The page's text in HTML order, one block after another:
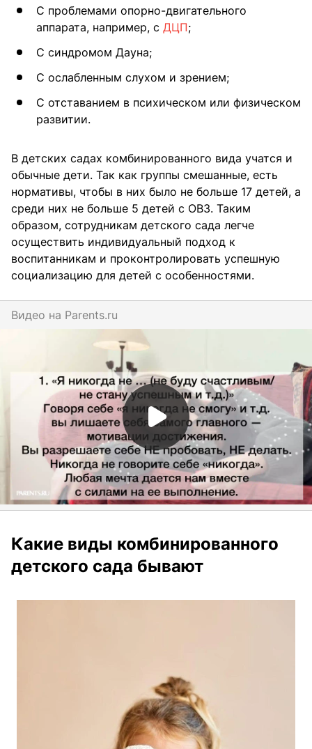
С проблемами опорно-двигательного
аппарата, например, с ДЦП;
С синдромом Дауна;
С ослабленным слухом и зрением;
С отставанием в психическом или физическом
развитии.
В детских садах комбинированного вида учатся и
обычные дети. Так как группы смешанные, есть
нормативы, чтобы в них было не больше 17 детей, а
среди них не больше 5 детей с ОВЗ. Таким
образом, сотрудникам детского сада легче
осуществить индивидуальный подход к
воспитанникам и проконтролировать успешную
социализацию для детей с особенностями.
Видео на parents.ru
Какие виды комбинированного
детского сада бывают